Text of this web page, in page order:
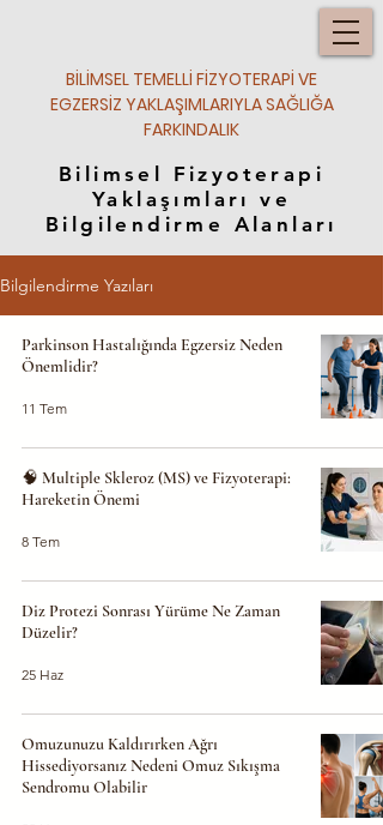
BİLİMSEL TEMELLİ FİZYOTERAPİ VE
EGZERSİZ YAKLAŞIMLARIYLA SAĞLIĞA
FARKINDALIK
Bilimsel Fizyoterapi
Yaklaşımları ve
Bilgilendirme Alanları
Bilgilendirme Yazıları
Parkinson Hastalığında Egzersiz Neden
Önemlidir?
11 Tem
🧠 Multiple Skleroz (MS) ve Fizyoterapi:
Hareketin Önemi
8 Tem
Diz Protezi Sonrası Yürüme Ne Zaman
Düzelir?
25 Haz
Omuzunuzu Kaldırırken Ağrı
Hissediyorsanız Nedeni Omuz Sıkışma
Sendromu Olabilir